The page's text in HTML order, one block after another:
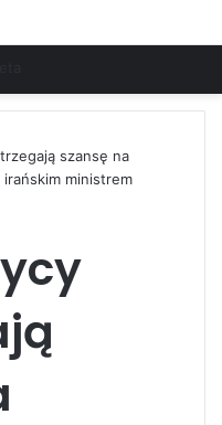
szansę na
ministrem